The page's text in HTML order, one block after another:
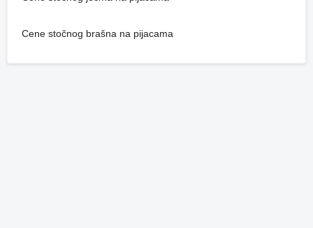
Cene stočnog brašna na pijacama